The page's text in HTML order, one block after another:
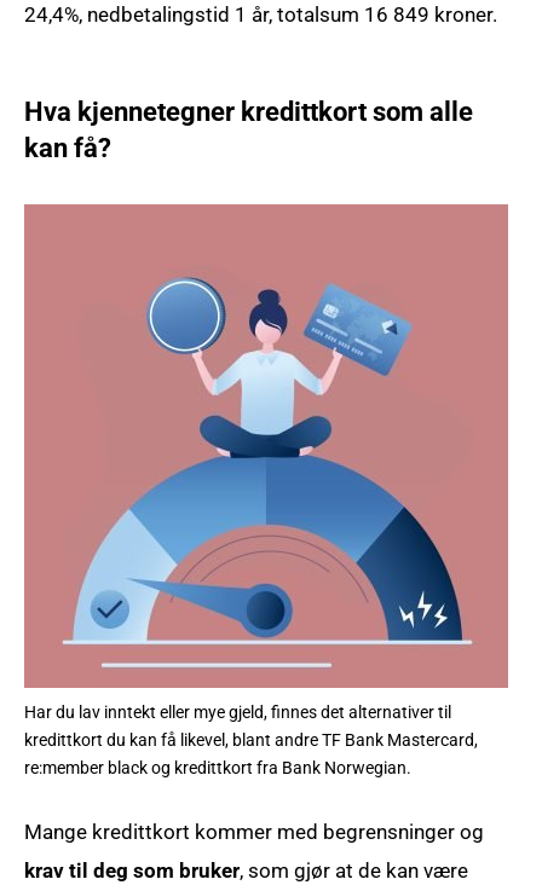
24,4%, nedbetalingstid 1 år, totalsum 16 849 kroner.
Hva kjennetegner kredittkort som alle
kan få?
Har du lav inntekt eller mye gjeld, finnes det alternativer til
kredittkort du kan få likevel, blant andre TF Bank Mastercard,
re:member black og kredittkort fra Bank Norwegian.
Mange kredittkort kommer med begrensninger og
krav til deg som bruker, som gjør at de kan være